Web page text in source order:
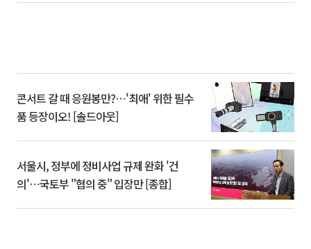
콘서트 갈 때 응원봉만?⋯'최애' 위한 필수
품 등장이오! [솔드아웃]
서울시, 정부에 정비사업 규제 완화 '건
의'⋯국토부 "협의 중" 입장만 [종합]